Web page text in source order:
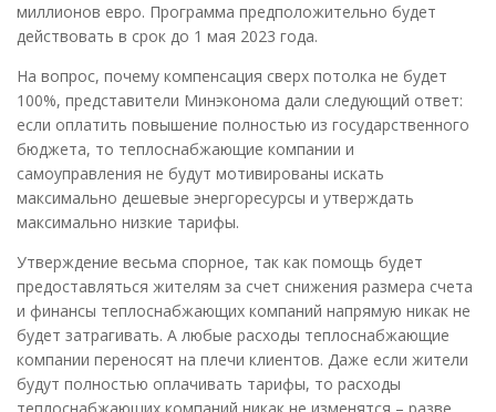
миллионов евро. Программа предположительно будет
действовать в срок до 1 мая 2023 года.
На вопрос, почему компенсация сверх потолка не будет
100%, представители Минэконома дали следующий ответ:
если оплатить повышение полностью из государственного
бюджета, то теплоснабжающие компании и
самоуправления не будут мотивированы искать
максимально дешевые энергоресурсы и утверждать
максимально низкие тарифы.
Утверждение весьма спорное, так как помощь будет
предоставляться жителям за счет снижения размера счета
и финансы теплоснабжающих компаний напрямую никак не
будет затрагивать. А любые расходы теплоснабжающие
компании переносят на плечи клиентов. Даже если жители
будут полностью оплачивать тарифы, то расходы